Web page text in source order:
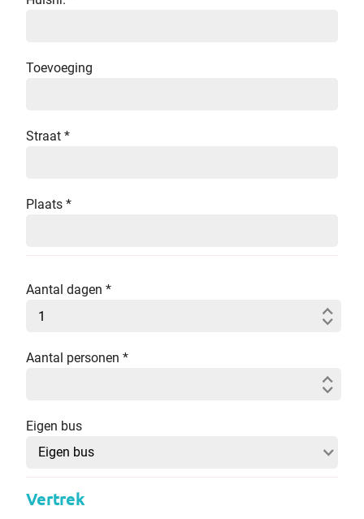
Toevoeging
Straat *
Plaats *
Aantal dagen *
Aantal personen *
Eigen bus
Vertrek